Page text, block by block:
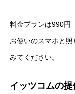
料金プランは990円
お使いのスマホと
みてください。
イッツコムの